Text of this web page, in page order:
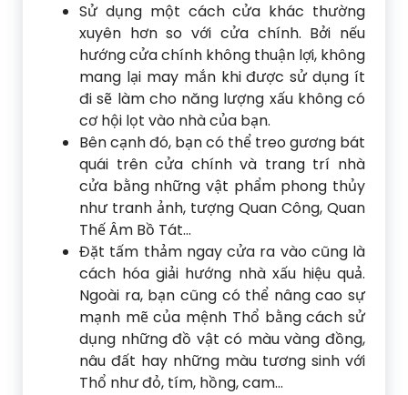
Sử dụng một cách cửa khác thường
xuyên hơn so với cửa chính. Bởi nếu
hướng cửa chính không thuận lợi, không
mang lại may mắn khi được sử dụng ít
đi sẽ làm cho năng lượng xấu không có
cơ hội lọt vào nhà của bạn.
Bên cạnh đó, bạn có thể treo gương bát
quái trên cửa chính và trang trí nhà
cửa bằng những vật phẩm phong thủy
như tranh ảnh, tượng Quan Công, Quan
Thế Âm Bồ Tát…
Đặt tấm thảm ngay cửa ra vào cũng là
cách hóa giải hướng nhà xấu hiệu quả.
Ngoài ra, bạn cũng có thể nâng cao sự
mạnh mẽ của mệnh Thổ bằng cách sử
dụng những đồ vật có màu vàng đồng,
nâu đất hay những màu tương sinh với
Thổ như đỏ, tím, hồng, cam…